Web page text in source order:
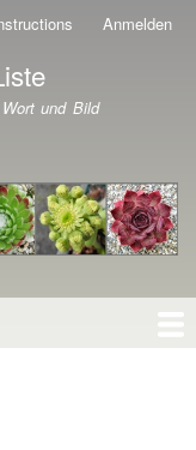
Anmelden
und Bild